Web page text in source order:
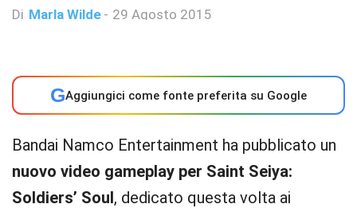
Di Marla Wilde - 29 Agosto 2015
GAggiungici come fonte preferita su Google
Bandai Namco Entertainment ha pubblicato un
nuovo video gameplay per Saint Seiya:
Soldiers’ Soul, dedicato questa volta ai